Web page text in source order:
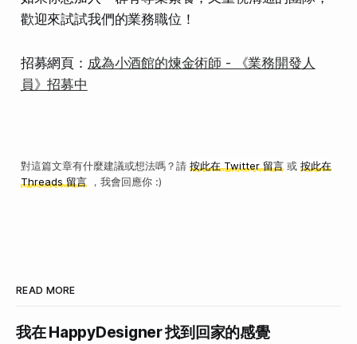
歡迎來試試我們的業務職位！
招募網頁： 成為小酒館的煉金術師 - 《業務開發人
員》招募中
對這篇文章有什麼建議或想法嗎？請 按此在 Twitter 留言或 按此在
Threads 留言，我會回應你 :)
READ MORE
我在 HappyDesigner 找到回家的感覺